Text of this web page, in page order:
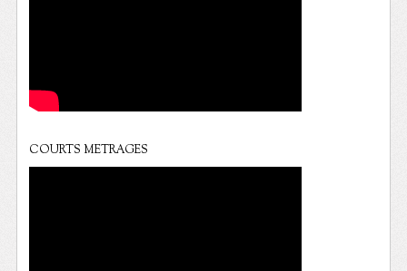
COURTS METRAGES